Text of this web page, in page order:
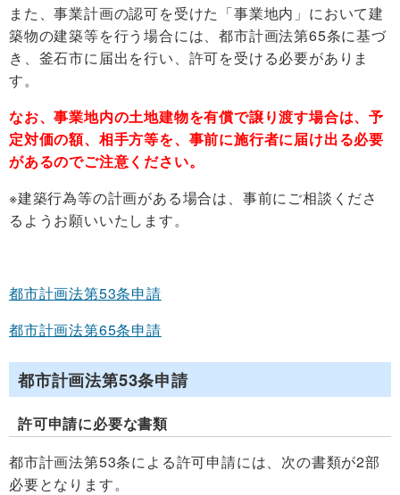
また、事業計画の認可を受けた「事業地内」において建
築物の建築等を行う場合には、都市計画法第65条に基づ
き、釜石市に届出を行い、許可を受ける必要がありま
す。
なお、事業地内の土地建物を有償で譲り渡す場合は、予
定対価の額、相手方等を、事前に施行者に届け出る必要
があるのでご注意ください。
※建築行為等の計画がある場合は、事前にご相談くださ
るようお願いいたします。
都市計画法第53条申請
都市計画法第65条申請
都市計画法第53条申請
許可申請に必要な書類
都市計画法第53条による許可申請には、次の書類が2部
必要となります。